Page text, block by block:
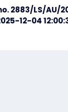
2883/LS/AU/
12-04